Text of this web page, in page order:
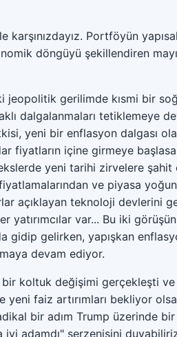
Portföyün yapısal
döngüyü şekillendiren
jeopolitik gerilimde kısmi bir
dalgalanmaları tetiklemeye
yeni bir enflasyon dalgası
fiyatların içine girmeye
yeni tarihi zirvelere
ve piyasa
açıklayan teknoloji devlerini
yatırımcılar var... Bu iki
gidip gelirken, yapışkan
devam ediyor.
koltuk değişimi gerçekleşti
yeni faiz artırımları bekliyor
bir adım Trump üzerinde
adamdı" serzenişini